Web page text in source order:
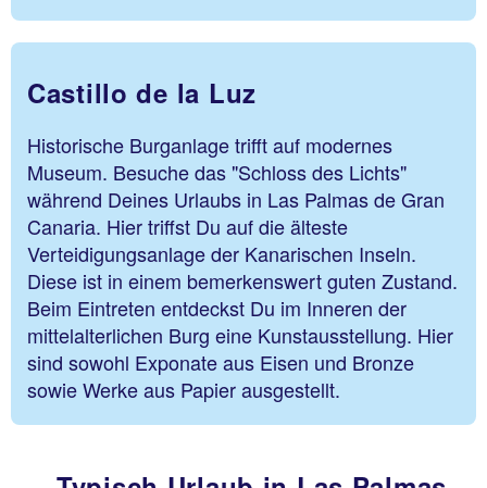
Castillo de la Luz
Historische Burganlage trifft auf modernes
Museum. Besuche das "Schloss des Lichts"
während Deines Urlaubs in Las Palmas de Gran
Canaria. Hier triffst Du auf die älteste
Verteidigungsanlage der Kanarischen Inseln.
Diese ist in einem bemerkenswert guten Zustand.
Beim Eintreten entdeckst Du im Inneren der
mittelalterlichen Burg eine Kunstausstellung. Hier
sind sowohl Exponate aus Eisen und Bronze
sowie Werke aus Papier ausgestellt.